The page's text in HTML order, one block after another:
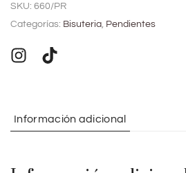
t
e
r
i
e
SKU: 660/PR
Categorías: Bisuteria, Pendientes
Información adicional